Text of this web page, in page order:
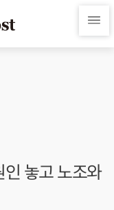
놓고 노조와